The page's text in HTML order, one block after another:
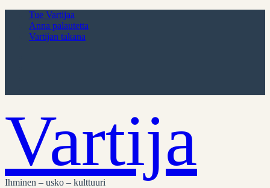
Tue Vartijaa
Anna palautetta
Vartijan takana
Vartija
Ihminen – usko – kulttuuri